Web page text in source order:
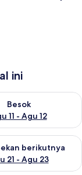
ini
Agu 11
Besok
11 - Agu 12
untuk
14 - Agu 16
berikutnya
21 - Agu 23
untuk